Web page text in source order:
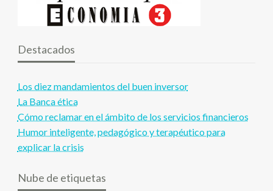
Destacados
Los diez mandamientos del buen inversor
La Banca ética
Cómo reclamar en el ámbito de los servicios financieros
Humor inteligente, pedagógico y terapéutico para
explicar la crisis
Nube de etiquetas